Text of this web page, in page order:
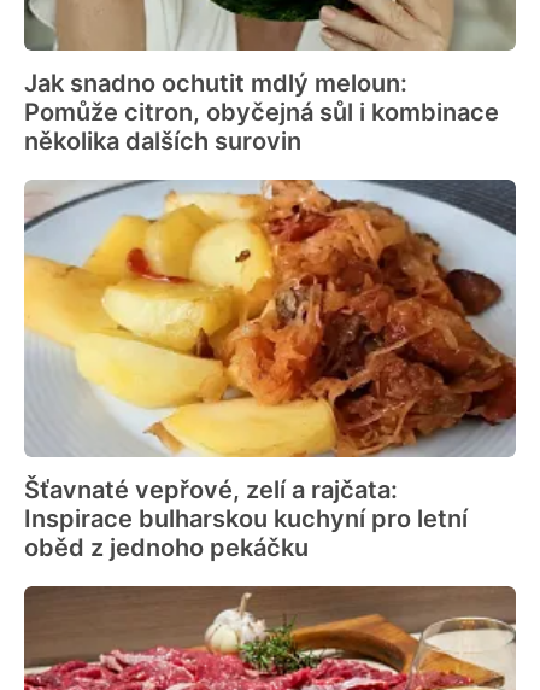
Jak snadno ochutit mdlý meloun:
Pomůže citron, obyčejná sůl i kombinace
několika dalších surovin
Šťavnaté vepřové, zelí a rajčata:
Inspirace bulharskou kuchyní pro letní
oběd z jednoho pekáčku